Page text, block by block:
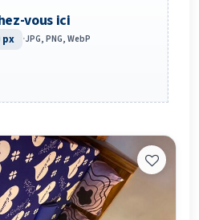
vous ici
px ·JPG, PNG, WebP